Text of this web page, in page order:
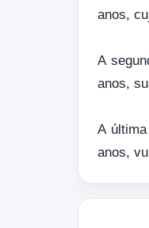
anos,
A
anos,
A
anos,